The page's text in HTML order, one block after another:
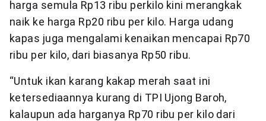
harga semula Rp13 ribu perkilo kini merangkak
naik ke harga Rp20 ribu per kilo. Harga udang
kapas juga mengalami kenaikan mencapai Rp70
ribu per kilo, dari biasanya Rp50 ribu.
“Untuk ikan karang kakap merah saat ini
ketersediaannya kurang di TPI Ujong Baroh,
kalaupun ada harganya Rp70 ribu per kilo dari